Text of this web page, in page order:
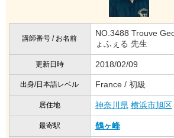
講師番号 / お名前
NO.3488 Trouve
ょふぇる 先生
更新日時 2018/02/09
出身/日本語レベル France / 初級
居住地 神奈川県 横浜市旭区
最寄駅 鶴ヶ峰